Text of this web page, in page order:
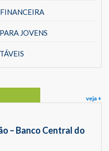
JOVENS
veja +
– Banco Central do